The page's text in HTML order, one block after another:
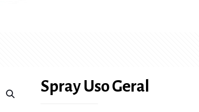
Spray Uso Geral